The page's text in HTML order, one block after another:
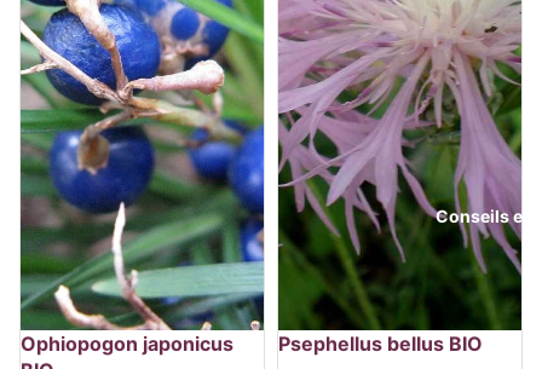
Conseils et
Épuisé
Ophiopogon japonicus
Psephellus bellus BIO